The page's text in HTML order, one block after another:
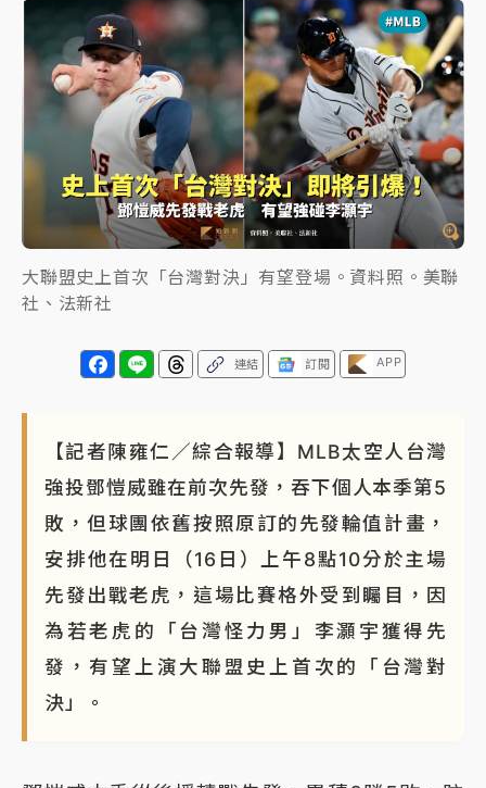
旅局回應了
中信慈善基金會想增加董事人數！辜仲諒向法院聲請遭
駁 理由曝光
故宮《龍藏經》特展第2檔！今線上預約開賣一度塞車
周六起展出延長至晚上7時
台東農業處長涉圖利渡假村！東檢抗告成功 今重開羈
雨熱區曝
大聯盟史上首次「台灣對決」有望登場。資料照。美聯
社、法新社
連結 訂閱 APP
【記者陳雍仁／綜合報導】MLB太空人台灣
強投鄧愷威雖在前次先發，吞下個人本季第5
敗，但球團依舊按照原訂的先發輪值計畫，
安排他在明日（16日）上午8點10分於主場
先發出戰老虎，這場比賽格外受到矚目，因
為若老虎的「台灣怪力男」李灝宇獲得先
發，有望上演大聯盟史上首次的「台灣對
決」。